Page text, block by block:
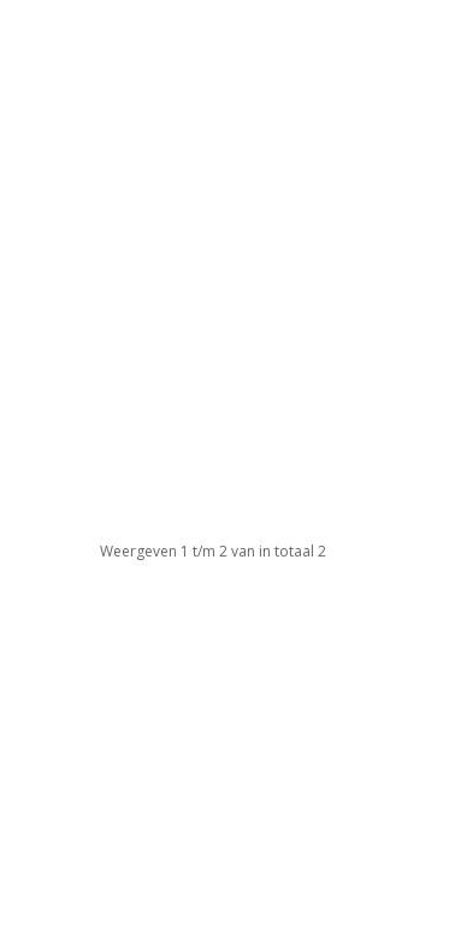
Weergeven 1 t/m 2 van in totaal 2